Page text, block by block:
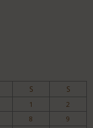
S S
1
2
8
9